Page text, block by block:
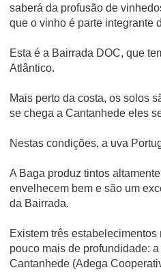
saberá da profusão de
que o vinho é parte integrante
Esta é a Bairrada DOC, que
Atlântico.
Mais perto da costa, os solos
se chega a Cantanhede eles
Nestas condições, a uva
A Baga produz tintos
envelhecem bem e são um
da Bairrada.
Existem três
pouco mais de profundidade:
Cantanhede (Adega